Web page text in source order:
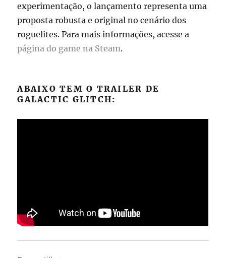
experimentação, o lançamento representa uma
proposta robusta e original no cenário dos
roguelites. Para mais informações, acesse a
página do game na Steam.
ABAIXO TEM O TRAILER DE
GALACTIC GLITCH: